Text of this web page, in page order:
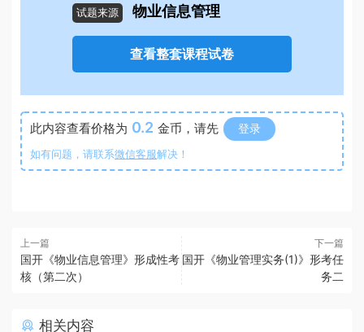
试题来源 物业信息管理
查看整套课程试卷
此内容查看价格为 0.2 金币，请先 登录
如有问题，请联系微信客服解决！
上一篇
国开《物业信息管理》形成性考
核（第二次）
下一篇
国开《物业管理实务(1)》形考任
务二
相关内容